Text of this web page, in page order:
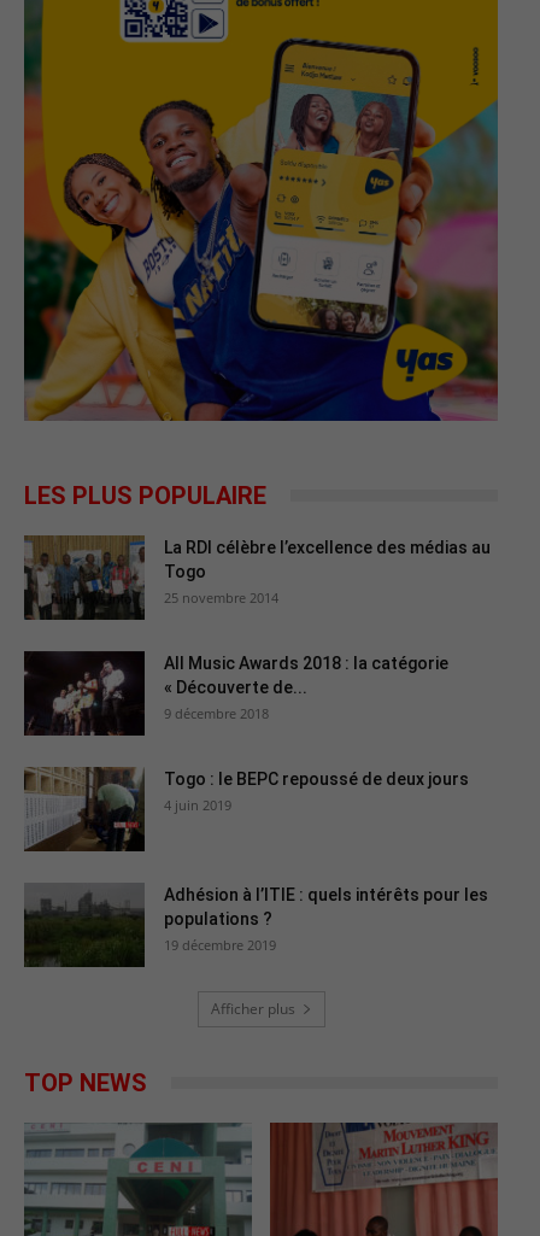
LES PLUS POPULAIRE
La RDI célèbre l’excellence des médias au
Togo
25 novembre 2014
All Music Awards 2018 : la catégorie
« Découverte de...
9 décembre 2018
Togo : le BEPC repoussé de deux jours
4 juin 2019
Adhésion à l’ITIE : quels intérêts pour les
populations ?
19 décembre 2019
Afficher plus
TOP NEWS